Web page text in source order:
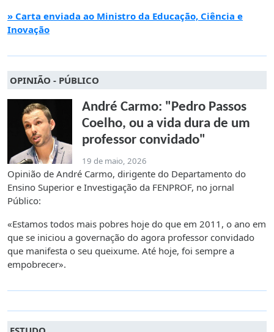
» Carta enviada ao Ministro da Educação, Ciência e
Inovação
OPINIÃO - PÚBLICO
André Carmo: "Pedro Passos
Coelho, ou a vida dura de um
professor convidado"
19 de maio, 2026
Opinião de André Carmo, dirigente do Departamento do
Ensino Superior e Investigação da FENPROF, no jornal
Público:
«Estamos todos mais pobres hoje do que em 2011, o ano em
que se iniciou a governação do agora professor convidado
que manifesta o seu queixume. Até hoje, foi sempre a
empobrecer».